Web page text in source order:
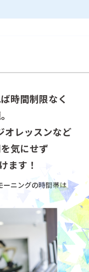
時間制限なく
オレッスンなど
気にせず
ます！
ーニングの時間帯は